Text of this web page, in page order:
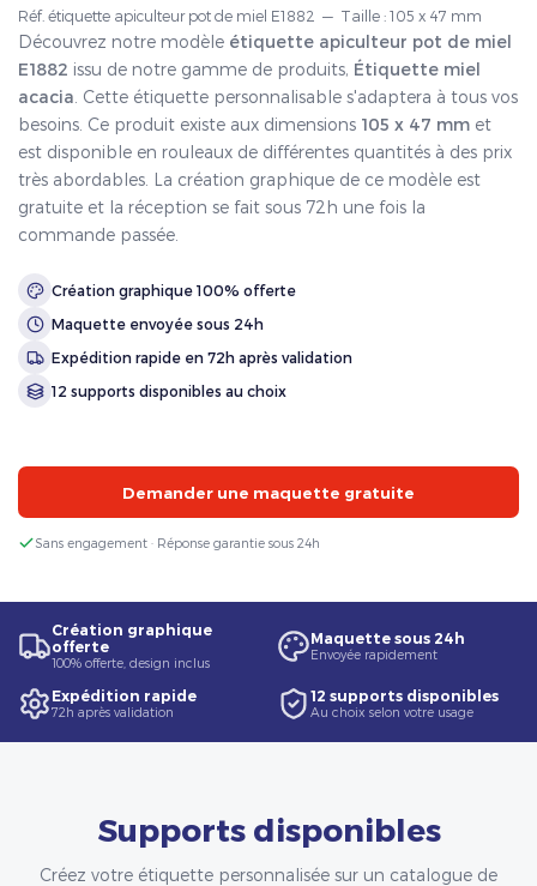
Réf. étiquette apiculteur pot de miel E1882 — Taille : 105 x 47 mm
Découvrez notre modèle étiquette apiculteur pot de miel
E1882 issu de notre gamme de produits, Étiquette miel
acacia . Cette étiquette personnalisable s'adaptera à tous vos
besoins. Ce produit existe aux dimensions 105 x 47 mm et
est disponible en rouleaux de différentes quantités à des prix
très abordables. La création graphique de ce modèle est
gratuite et la réception se fait sous 72h une fois la
commande passée.
Création graphique 100% offerte
Maquette envoyée sous 24h
Expédition rapide en 72h après validation
12 supports disponibles au choix
Demander une maquette gratuite
Sans engagement · Réponse garantie sous 24h
Création graphique
offerte
100% offerte, design inclus
Maquette sous 24h
Envoyée rapidement
Expédition rapide
72h après validation
12 supports disponibles
Au choix selon votre usage
Supports disponibles
Créez votre étiquette personnalisée sur un catalogue de